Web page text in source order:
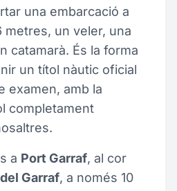
una embarcació a
metres, un veler, una
catamarà. És la forma
un títol nàutic oficial
examen, amb la
completament
a Port Garraf, al cor
Garraf, a només 10